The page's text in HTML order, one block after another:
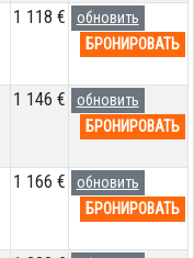
1 118 €
обновить
БРОНИРОВАТЬ
1 146 €
обновить
БРОНИРОВАТЬ
1 166 €
обновить
БРОНИРОВАТЬ